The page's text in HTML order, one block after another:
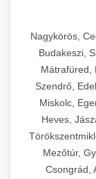
Nagykörös,
Budakeszi,
Mátrafüred,
Szendrő,
Miskolc,
Heves,
Mezőtúr,
Csongrád,